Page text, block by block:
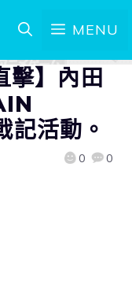
MENU
擊】內田
記活動。
0 0